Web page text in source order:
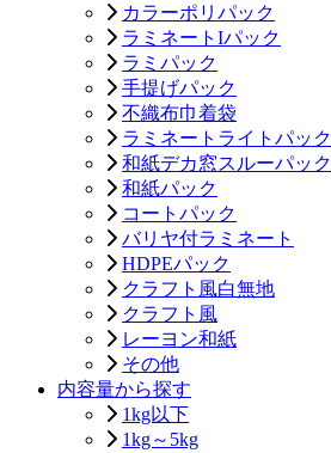
カラーポリパック
ラミネートIパック
ラミパック
手提げパック
不織布巾着袋
ラミネートライトパック
和紙デカ窓スルーパック
和紙パック
コートパック
バリヤ付ラミネート
HDPEパック
クラフト風白無地
クラフト風
レーヨン和紙
その他
内容量から探す
1kg以下
1kg～5kg